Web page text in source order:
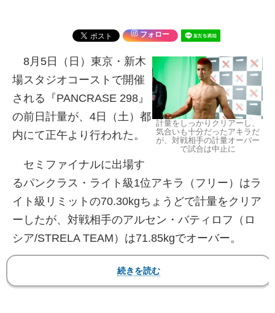
フォロー
計量をしっかりクリアーし、
気合いも十分だったアキラだ
が、対戦相手の計量オーバー
で試合は中止に
8月5日（日）東京・新木
場スタジオコーストで開催
される『PANCRASE 298』
の前日計量が、4日（土）都
内にて正午より行われた。
セミファイナルに出場す
るパンクラス・ライト級1位アキラ（フリー）はラ
イト級リミットの70.30kgちょうどで計量をクリア
ーしたが、対戦相手のアルセン・バティロフ（ロ
シア/STRELA TEAM）は71.85kgでオーバー。